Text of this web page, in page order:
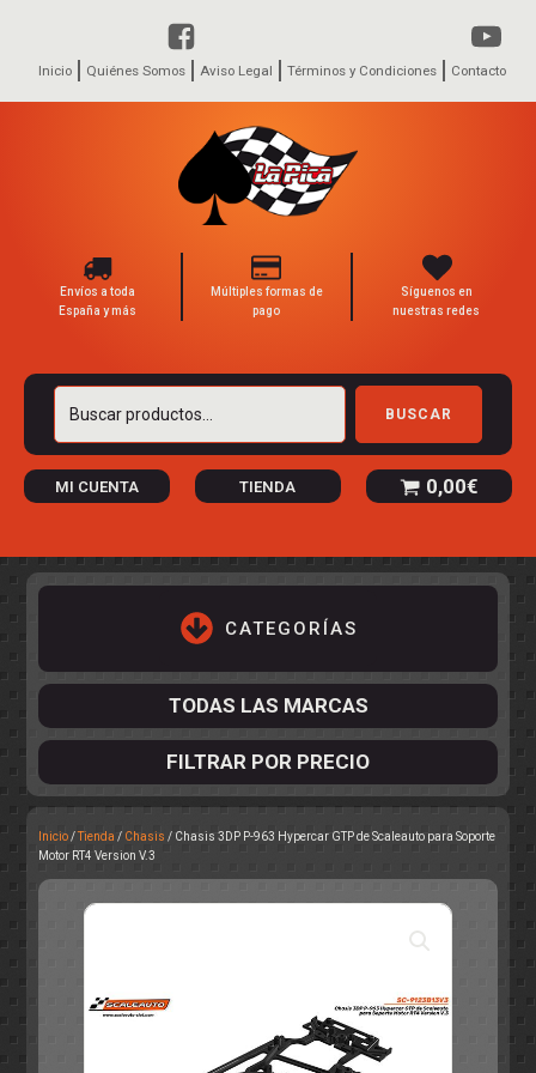
Inicio Quiénes Somos Aviso Legal Términos y Condiciones Contacto
Envíos a toda
España y más
Múltiples formas de
pago
Síguenos en
nuestras redes
Buscar
BUSCAR
MI CUENTA TIENDA 0,00€
CATEGORÍAS
OTROS
RALLY
TODAS LAS MARCAS
FILTRAR POR PRECIO
Inicio/Tienda / Chasis / Chasis 3DP P-963 Hypercar GTP de Scaleauto para Soporte
Motor RT4 Version V.3